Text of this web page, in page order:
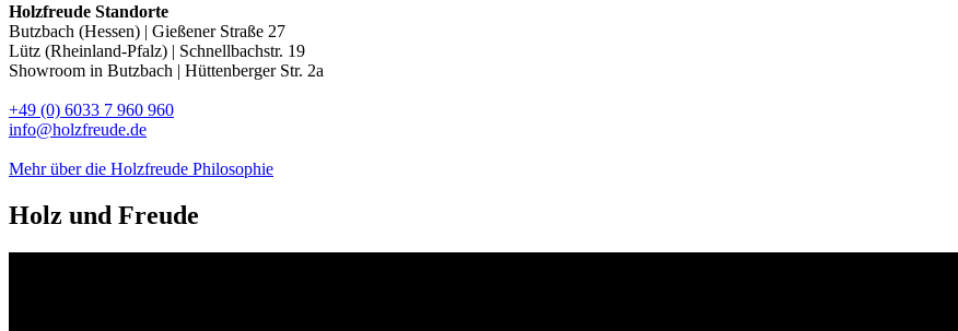
Holzfreude Standorte
Butzbach (Hessen) | Gießener Straße 27
Lütz (Rheinland-Pfalz) | Schnellbachstr. 19
Showroom in Butzbach | Hüttenberger Str. 2a
+49 (0) 6033 7 960 960
info@holzfreude.de
Mehr über die Holzfreude Philosophie
Holz und Freude